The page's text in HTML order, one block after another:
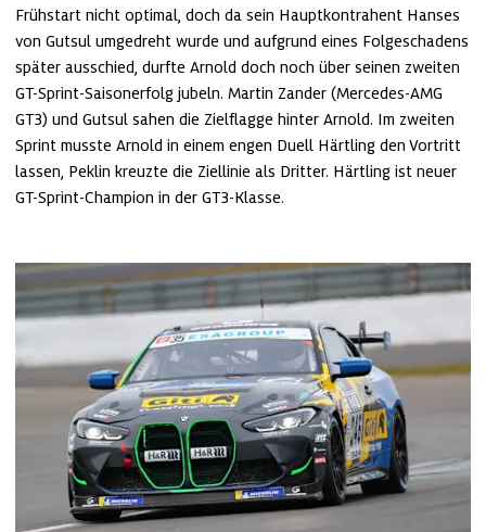
Frühstart nicht optimal, doch da sein Hauptkontrahent Hanses
von Gutsul umgedreht wurde und aufgrund eines Folgeschadens
später ausschied, durfte Arnold doch noch über seinen zweiten
GT-Sprint-Saisonerfolg jubeln. Martin Zander (Mercedes-AMG
GT3) und Gutsul sahen die Zielflagge hinter Arnold. Im zweiten
Sprint musste Arnold in einem engen Duell Härtling den Vortritt
lassen, Peklin kreuzte die Ziellinie als Dritter. Härtling ist neuer
GT-Sprint-Champion in der GT3-Klasse.